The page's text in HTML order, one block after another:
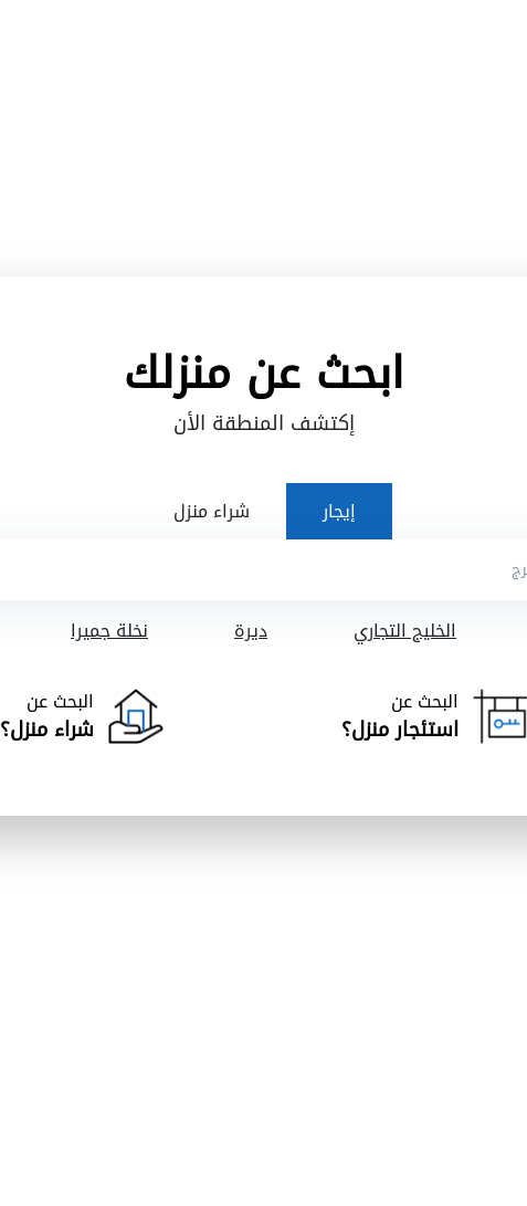
ابحث عن منزلك
إكتشف المنطقة الأن
إيجار شراء منزل
الخليج التجاري ديرة نخلة جميرا
البحث عن
استئجار منزل؟
البحث عن
شراء منزل؟